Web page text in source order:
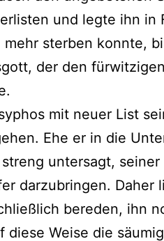
und legte ihn in
mehr sterben konnte,
der den
mit neuer List
Ehe er in die
untersagt,
darzubringen. Daher
bereden, ihn
diese Weise die